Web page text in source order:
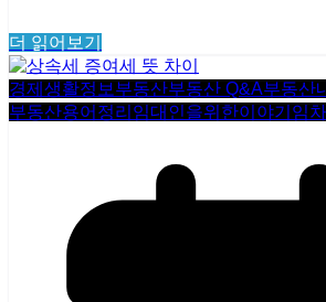
더 읽어보기
경제생활정보 부동산부동산 Q&A부동산
부동산용어정리 임대인을위한이야기 임